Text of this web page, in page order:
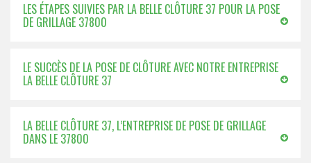
LES ÉTAPES SUIVIES PAR LA BELLE CLÔTURE 37 POUR LA POSE
DE GRILLAGE 37800
LE SUCCÈS DE LA POSE DE CLÔTURE AVEC NOTRE ENTREPRISE
LA BELLE CLÔTURE 37
LA BELLE CLÔTURE 37, L’ENTREPRISE DE POSE DE GRILLAGE
DANS LE 37800